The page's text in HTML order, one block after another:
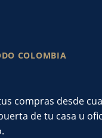
COLOMBIA
compras desde
de tu casa u